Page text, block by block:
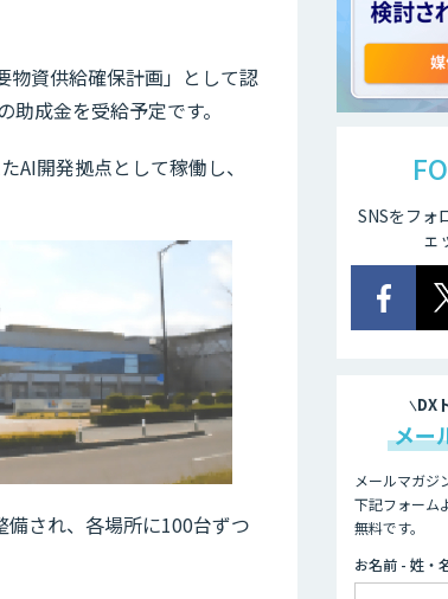
物資供給確保計画」として認
成金を受給予定です。
AI開発拠点として稼働し、
され、各場所に100台ずつ
SNSをフォ
ェ
DX
メー
メールマガジ
下記フォーム
無料です。
お名前 - 姓・